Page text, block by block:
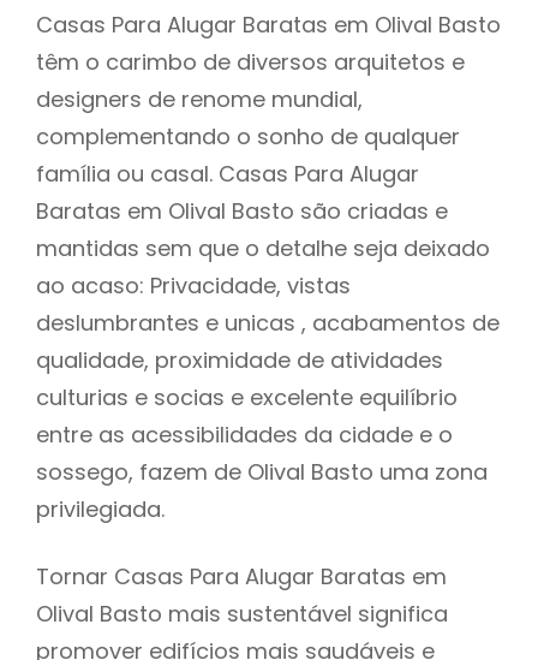
Casas Para Alugar Baratas em Olival Basto
têm o carimbo de diversos arquitetos e
designers de renome mundial,
complementando o sonho de qualquer
família ou casal. Casas Para Alugar
Baratas em Olival Basto são criadas e
mantidas sem que o detalhe seja deixado
ao acaso: Privacidade, vistas
deslumbrantes e unicas , acabamentos de
qualidade, proximidade de atividades
culturias e socias e excelente equilíbrio
entre as acessibilidades da cidade e o
sossego, fazem de Olival Basto uma zona
privilegiada.
Tornar Casas Para Alugar Baratas em
Olival Basto mais sustentável significa
promover edifícios mais saudáveis e